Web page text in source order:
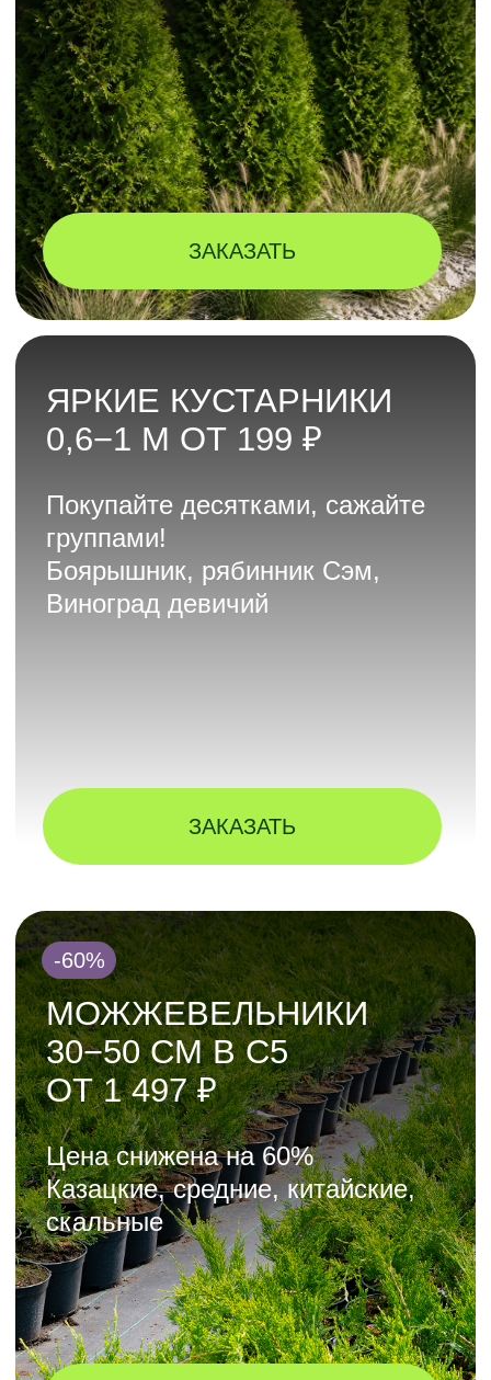
-20%
ДО -20%
ПЛОДОНОСЯЩИЕ
ЯБЛОНИ ОТ 9 970 ₽
Приезжайте в садовый центр,
пробуйте и забирайте
ЗАКАЗАТЬ
Выезд специалиста —
бесплатно
Удобрения — в подарок
КОРОЕД НЕ СПИТ!
ЗАЩИТИТЕ ХВОЙНЫЕ
СЕЙЧАС
УЗНАТЬ ПОДРОБНЕЕ
Обработка от 1 000 ₽/дерево